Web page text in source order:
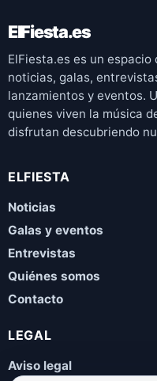
ElFiesta.es
ElFiesta.es es un
noticias, galas,
lanzamientos y eventos.
quienes viven la música
disfrutan descubriendo
ELFIESTA
Noticias
Galas y eventos
Entrevistas
Quiénes somos
Contacto
LEGAL
Aviso legal